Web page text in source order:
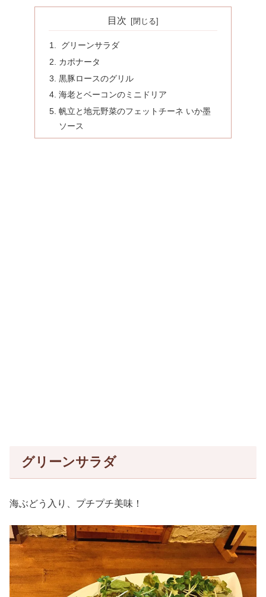
目次
グリーンサラダ
カポナータ
黒豚ロースのグリル
海老とベーコンのミニドリア
帆立と地元野菜のフェットチーネ いか墨
ソース
グリーンサラダ
海ぶどう入り、プチプチ美味！